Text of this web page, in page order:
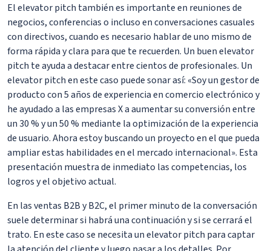
El elevator pitch también es importante en reuniones de
negocios, conferencias o incluso en conversaciones casuales
con directivos, cuando es necesario hablar de uno mismo de
forma rápida y clara para que te recuerden. Un buen elevator
pitch te ayuda a destacar entre cientos de profesionales. Un
elevator pitch en este caso puede sonar así: «Soy un gestor de
producto con 5 años de experiencia en comercio electrónico y
he ayudado a las empresas X a aumentar su conversión entre
un 30 % y un 50 % mediante la optimización de la experiencia
de usuario. Ahora estoy buscando un proyecto en el que pueda
ampliar estas habilidades en el mercado internacional». Esta
presentación muestra de inmediato las competencias, los
logros y el objetivo actual.
En las ventas B2B y B2C, el primer minuto de la conversación
suele determinar si habrá una continuación y si se cerrará el
trato. En este caso se necesita un elevator pitch para captar